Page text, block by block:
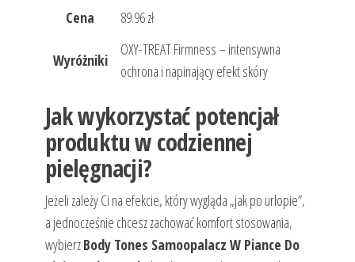
Cena 89.96 zł
Wyróżniki
OXY-TREAT Firmness – intensywna
ochrona i napinający efekt skóry
Jak wykorzystać potencjał
produktu w codziennej
pielęgnacji?
Jeżeli zależy Ci na efekcie, który wygląda „jak po urlopie”,
a jednocześnie chcesz zachować komfort stosowania,
wybierzBody Tones Samoopalacz W Piance Do